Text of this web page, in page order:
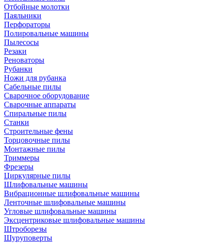
Отбойные молотки
Паяльники
Перфораторы
Полировальные машины
Пылесосы
Резаки
Реноваторы
Рубанки
Ножи для рубанка
Сабельные пилы
Сварочное оборудование
Сварочные аппараты
Спиральные пилы
Станки
Строительные фены
Торцовочные пилы
Монтажные пилы
Триммеры
Фрезеры
Циркулярные пилы
Шлифовальные машины
Вибрационные шлифовальные машины
Ленточные шлифовальные машины
Угловые шлифовальные машины
Эксцентриковые шлифовальные машины
Штроборезы
Шуруповерты